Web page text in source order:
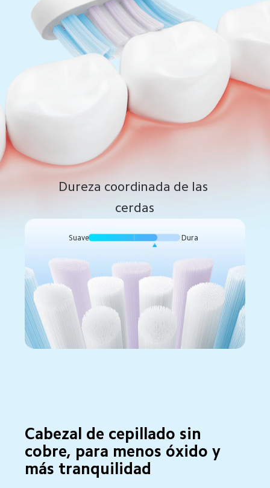
Dureza coordinada de las
cerdas
Suave Dura
Cabezal de cepillado sin
cobre, para menos óxido y
más tranquilidad